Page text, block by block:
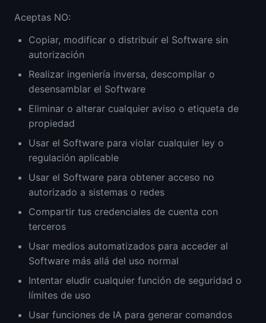
Aceptas NO:
Copiar, modificar o distribuir el Software sin
autorización
Realizar ingeniería inversa, descompilar o
desensamblar el Software
Eliminar o alterar cualquier aviso o etiqueta de
propiedad
Usar el Software para violar cualquier ley o
regulación aplicable
Usar el Software para obtener acceso no
autorizado a sistemas o redes
Compartir tus credenciales de cuenta con
terceros
Usar medios automatizados para acceder al
Software más allá del uso normal
Intentar eludir cualquier función de seguridad o
límites de uso
Usar funciones de IA para generar comandos